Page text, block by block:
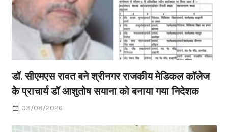
डॉ. सीएमएस रावत बने श्रीनगर राजकीय मेडिकल कॉलेज
के प्राचार्य डॉ आशुतोष सयाना को बनाया गया निदेशक
03/08/2026